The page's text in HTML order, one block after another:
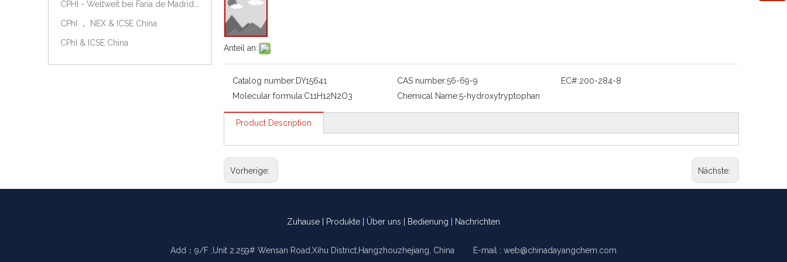
CPhI ， NEX & ICSE China
CPhI & ICSE China
Anteil an:
Catalog number:DY15641 CAS number:56-69-9 EC#:200-284-8
Molecular formula:C11H12N2O3 Chemical Name:5-hydroxytryptophan
Product Description
Vorherige: Nächste:
Zuhause Produkte Über uns Bedienung Nachrichten
Add：9/F ,Unit 2,259# Wensan Road,Xihu District,Hangzhouzhejiang, China E-mail : web@chinadayangchem.com